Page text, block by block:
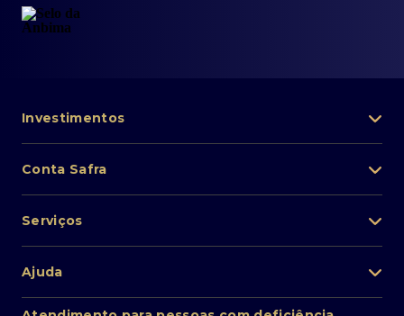
Investimentos
Lista de fundos de investimento
Private Banking
Renda fixa
Conta Safra
Pessoa Física
Cartões
Empréstimos e financiamentos
Serviços
Perda/roubo de celular
Ajuda
Atendimento ao cliente